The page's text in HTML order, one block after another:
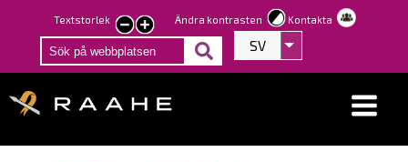
Hoppa
till
huvudinnehåll
Textstorlek
smaller
text
larger
text
Ändra kontrasten Kontakta
SV Visa fler åtgärder